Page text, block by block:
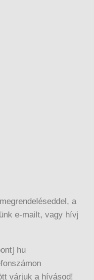
a
e-mailt, vagy hívj
hu
várjuk a hívásod!